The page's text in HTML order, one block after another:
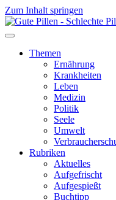
Zum Inhalt springen
Themen
Ernährung
Krankheiten
Leben
Medizin
Politik
Seele
Umwelt
Rubriken
Aktuelles
Aufgefrischt
Aufgespießt
Buchtipp